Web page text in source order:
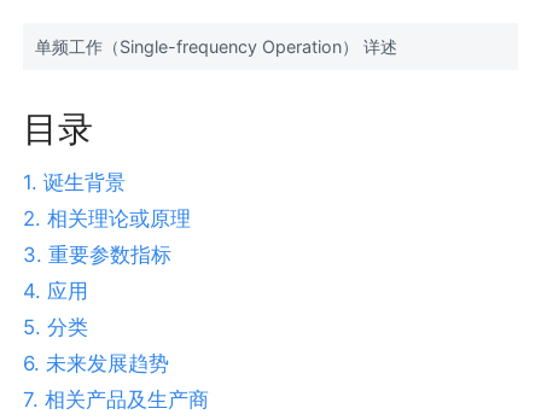
单频工作（Single-frequency Operation） 详述
目录
1. 诞生背景
2. 相关理论或原理
3. 重要参数指标
4. 应用
5. 分类
6. 未来发展趋势
7. 相关产品及生产商